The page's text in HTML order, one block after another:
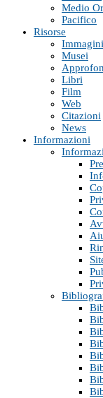
Medio
Pacifico
Risorse
Immagini
Musei
Libri
Film
Web
Citazioni
News
Informazioni